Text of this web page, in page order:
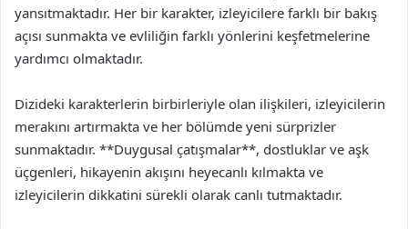
yansıtmaktadır. Her bir karakter, izleyicilere farklı bir bakış
açısı sunmakta ve evliliğin farklı yönlerini keşfetmelerine
yardımcı olmaktadır.
Dizideki karakterlerin birbirleriyle olan ilişkileri, izleyicilerin
merakını artırmakta ve her bölümde yeni sürprizler
sunmaktadır. **Duygusal çatışmalar**, dostluklar ve aşk
üçgenleri, hikayenin akışını heyecanlı kılmakta ve
izleyicilerin dikkatini sürekli olarak canlı tutmaktadır.